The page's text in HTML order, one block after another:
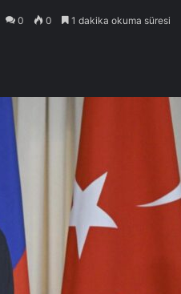
0 0 1 dakika okuma süresi